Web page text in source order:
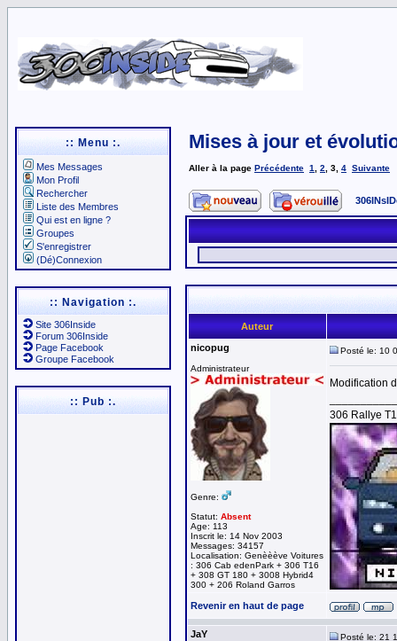
:: Menu :.
Mes Messages
Mon Profil
Rechercher
Liste des Membres
Qui est en ligne ?
Groupes
S'enregistrer
(Dé)Connexion
:: Navigation :.
Site 306Inside
Forum 306Inside
Page Facebook
Groupe Facebook
:: Pub :.
Mises à jour et
Aller à la page Précédente 1 2 3 4 Suivante
Auteur
nicopug
Administrateur
Genre:
Statut: Absent
Age: 113
Inscrit le: 14 Nov 2003
Messages: 34157
Localisation: Genèèève Voitures
: 306 Cab edenPark + 306 T16
+ 308 GT 180 + 3008 Hybrid4
300 + 206 Roland Garros
Posté le: 10
Modification
306 Rallye
Revenir en haut de page
JaY Posté le: 21